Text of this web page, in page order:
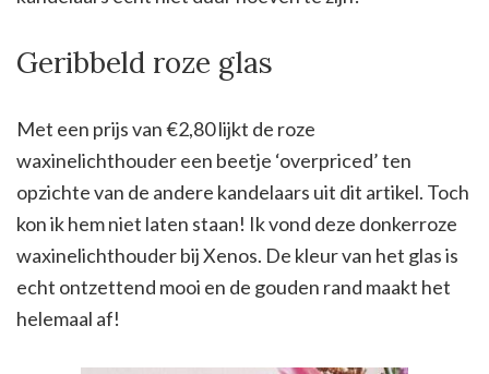
Geribbeld roze glas
Met een prijs van €2,80 lijkt de roze
waxinelichthouder een beetje ‘overpriced’ ten
opzichte van de andere kandelaars uit dit artikel. Toch
kon ik hem niet laten staan! Ik vond deze donkerroze
waxinelichthouder bij Xenos. De kleur van het glas is
echt ontzettend mooi en de gouden rand maakt het
helemaal af!